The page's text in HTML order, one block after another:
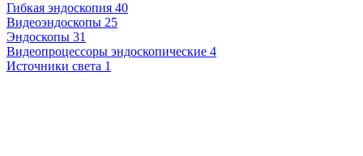
Гибкая эндоскопия 40
Видеоэндоскопы 25
Эндоскопы 31
Видеопроцессоры эндоскопические 4
Источники света 1